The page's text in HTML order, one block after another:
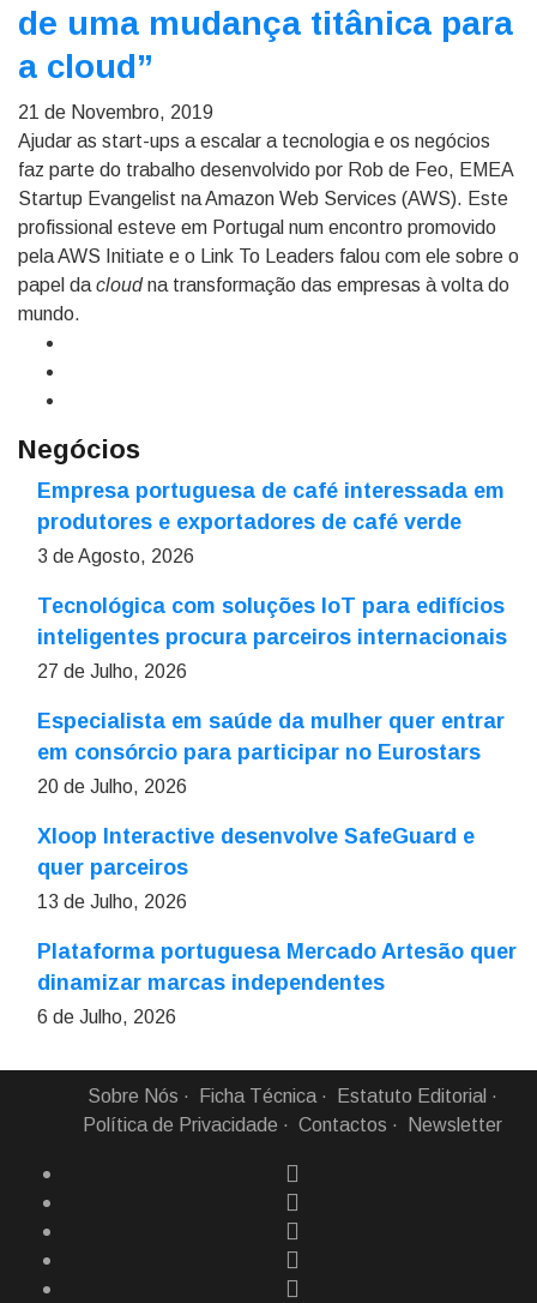
de uma mudança titânica para
a cloud”
21 de Novembro, 2019
Ajudar as start-ups a escalar a tecnologia e os negócios
faz parte do trabalho desenvolvido por Rob de Feo, EMEA
Startup Evangelist na Amazon Web Services (AWS). Este
profissional esteve em Portugal num encontro promovido
pela AWS Initiate e o Link To Leaders falou com ele sobre o
papel da cloudna transformação das empresas à volta do
mundo.
Negócios
Empresa portuguesa de café interessada em
produtores e exportadores de café verde
3 de Agosto, 2026
Tecnológica com soluções IoT para edifícios
inteligentes procura parceiros internacionais
27 de Julho, 2026
Especialista em saúde da mulher quer entrar
em consórcio para participar no Eurostars
20 de Julho, 2026
Xloop Interactive desenvolve SafeGuard e
quer parceiros
13 de Julho, 2026
Plataforma portuguesa Mercado Artesão quer
dinamizar marcas independentes
6 de Julho, 2026
Sobre Nós Ficha Técnica
Estatuto Editorial
Política de Privacidade
Contactos Newsletter